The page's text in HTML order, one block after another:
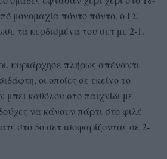
μονομαχία πόντο πόντο, ο ΓΣ
τα κερδισμένα του σετ με 2-1.
κυριάρχησε πλήρως απέναντι
οι οποίες σε εκείνο το
μπει καθόλου στο παιχνίδι με
να κάνουν πάρτι στο φιλέ
στο 5ο σετ ισοφαρίζοντας σε 2-